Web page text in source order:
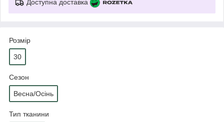
Доступна доставка
Розмір
30
Сезон
Весна/Осінь
Тип тканини